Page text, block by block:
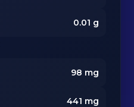
0.01 g
98 mg
441 mg